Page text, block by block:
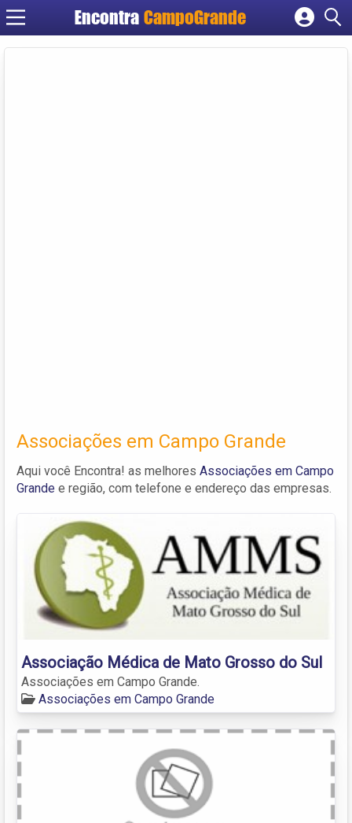
Encontra CampoGrande
Cadastrar empresa
Associações em Campo Grande
Aqui você Encontra! as melhores Associações em Campo
Grande e região, com telefone e endereço das empresas.
Associação Médica de Mato Grosso do Sul
Associações em Campo Grande.
Associações em Campo Grande